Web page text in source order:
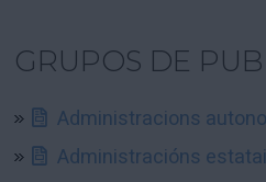
GRUPOS DE
Administracions
Administracións